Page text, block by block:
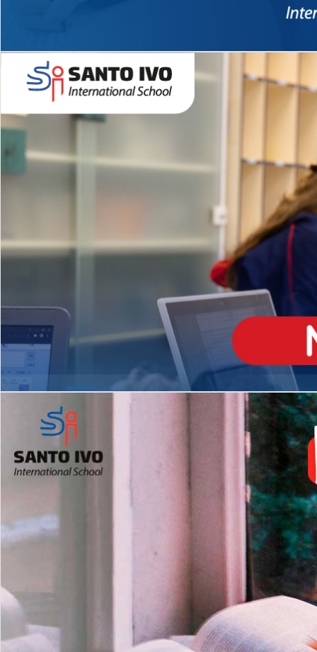
Novidades 2026 High School
Matrículas Abertas 2026
EDUCAÇÃO INFANTIL
Inglês todos os dias
MÉDIO
igh School
Dupla Diplomação
2º AO 5º ANO FUNDAMENTAL
es
Com imersão Bilingue - Anos
Finais